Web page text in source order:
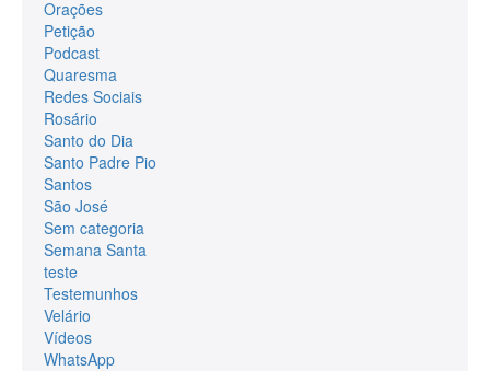
Orações
Petição
Podcast
Quaresma
Redes Sociais
Rosário
Santo do Dia
Santo Padre Pio
Santos
São José
Sem categoria
Semana Santa
teste
Testemunhos
Velário
Vídeos
WhatsApp